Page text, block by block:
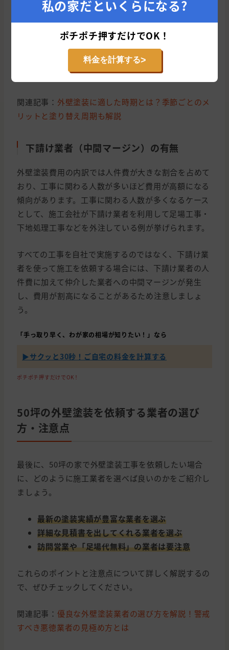
れる可能性がありますが、時期によって工期が延びて
しまう可能性もあるため注意が必要です。
なお、希望通りの時期に工事を依頼するためには、少
なくとも2ヶ月〜3ヶ月前から塗装業者に相談を始めて
おくと安心です。
関連記事： 外壁塗装に適した時期とは？季節ごとのメ
リットと塗り替え周期も解説
下請け業者（中間マージン）の有無
外壁塗装費用の内訳では人件費が大きな割合を占めて
おり、工事に関わる人数が多いほど費用が高額になる
傾向があります。工事に関わる人数が多くなるケース
として、施工会社が下請け業者を利用して足場工事・
下地処理工事などを外注している例が挙げられます。
すべての工事を自社で実施するのではなく、下請け業
者を使って施工を依頼する場合には、下請け業者の人
件費に加えて仲介した業者への中間マージンが発生
し、費用が割高になることがあるため注意しましょ
う。
「手っ取り早く、わが家の相場が知りたい！」なら
▶︎サクッと30秒！ご自宅の料金を計算する
ポチポチ押すだけでOK！
50坪の外壁塗装を依頼する業者の選び
方・注意点
最後に、50坪の家で外壁塗装工事を依頼したい場合
に、どのように施工業者を選べば良いのかをご紹介し
ましょう。
最新の塗装実績が豊富な業者を選ぶ
詳細な見積書を出してくれる業者を選ぶ
訪問営業や「足場代無料」の業者は要注意
これらのポイントと注意点について詳しく解説するの
で、ぜひチェックしてください。
関連記事： 優良な外壁塗装業者の選び方を解説！警戒
すべき悪徳業者の見極め方とは
私の家だといくらになる?
ポチポチ押すだけでOK！
料金を計算する>